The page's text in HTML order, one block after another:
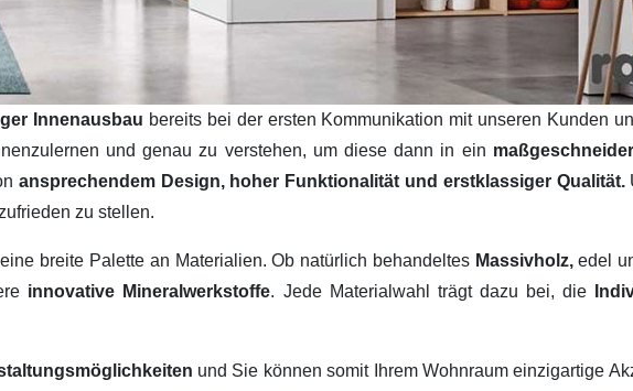
Innenausbau bereits bei der ersten Kommunikation mit unseren Kunden
und genau zu verstehen, um diese dann in ein
ansprechendem Design, hoher Funktionalität und erstklassiger Qualität.
zu stellen.
breite Palette an Materialien. Ob natürlich behandeltes Massivholz,edel
innovative Mineralwerkstoffe. Jede Materialwahl trägt dazu bei, die
und Sie können somit Ihrem Wohnraum einzigartige